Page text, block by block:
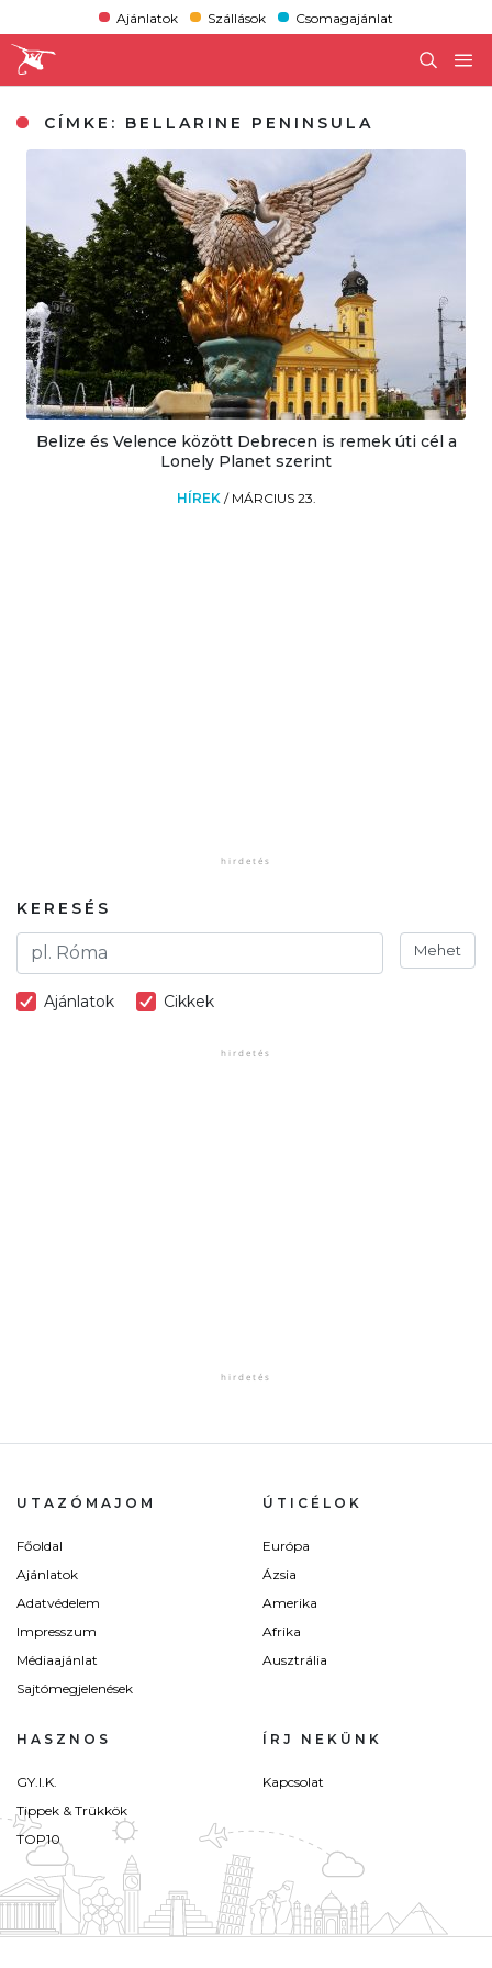
Ajánlatok Szállások Csomagajánlat
CÍMKE: BELLARINE PENINSULA
Belize és Velence között Debrecen is remek úti cél a
Lonely Planet szerint
HÍREK / MÁRCIUS 23.
KERESÉS
Mehet
Ajánlatok Cikkek
UTAZÓMAJOM
Főoldal
Ajánlatok
Adatvédelem
Impresszum
Médiaajánlat
Sajtómegjelenések
ÚTICÉLOK
Európa
Ázsia
Amerika
Afrika
Ausztrália
HASZNOS
GY.I.K.
Tippek & Trükkök
TOP10
ÍRJ NEKÜNK
Kapcsolat